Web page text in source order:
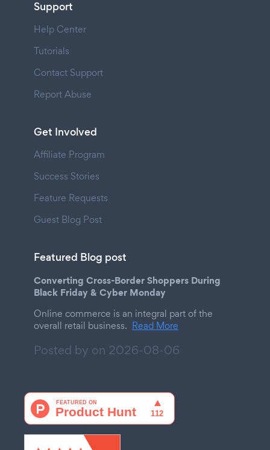
Support
Help Center
Tutorials
Contact Support
Report Abuse
Get Involved
Affiliate Program
Success Stories
Feature Requests
Guest Blog Post
Featured Blog post
Converting Cross-Border Shoppers During
Black Friday & Cyber Monday
Online commerce is an integral part of the
overall retail business. Read More
Posted by on 2026-08-06